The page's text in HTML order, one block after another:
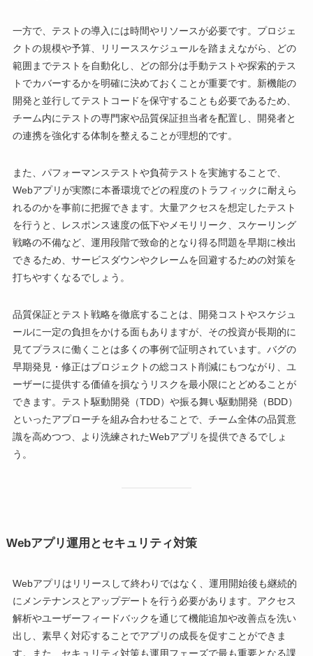
一方で、テストの導入には時間やリソースが必要です。プロジェ
クトの規模や予算、リリーススケジュールを踏まえながら、どの
範囲までテストを自動化し、どの部分は手動テストや探索的テス
トでカバーするかを明確に決めておくことが重要です。新機能の
開発と並行してテストコードを保守することも必要であるため、
チーム内にテストの専門家や品質保証担当者を配置し、開発者と
の連携を強化する体制を整えることが理想的です。
また、パフォーマンステストや負荷テストを実施することで、
Webアプリが実際に本番環境でどの程度のトラフィックに耐えら
れるのかを事前に把握できます。大量アクセスを想定したテスト
を行うと、レスポンス速度の低下やメモリリーク、スケーリング
戦略の不備など、運用段階で致命的となり得る問題を早期に検出
できるため、サービスダウンやクレームを回避するための対策を
打ちやすくなるでしょう。
品質保証とテスト戦略を徹底することは、開発コストやスケジュ
ールに一定の負担をかける面もありますが、その投資が長期的に
見てプラスに働くことは多くの事例で証明されています。バグの
早期発見・修正はプロジェクトの総コスト削減にもつながり、ユ
ーザーに提供する価値を損なうリスクを最小限にとどめることが
できます。テスト駆動開発（TDD）や振る舞い駆動開発（BDD）
といったアプローチを組み合わせることで、チーム全体の品質意
識を高めつつ、より洗練されたWebアプリを提供できるでしょ
う。
Webアプリ運用とセキュリティ対策
Webアプリはリリースして終わりではなく、運用開始後も継続的
にメンテナンスとアップデートを行う必要があります。アクセス
解析やユーザーフィードバックを通じて機能追加や改善点を洗い
出し、素早く対応することでアプリの成長を促すことができま
す。また、セキュリティ対策も運用フェーズで最も重要となる課